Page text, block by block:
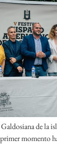
de la
momento